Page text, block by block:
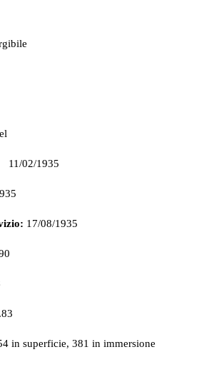
11/02/1935
17/08/1935
in superficie, 381 in immersione